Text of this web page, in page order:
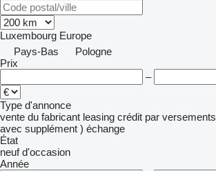
Luxembourg Europe
Pays-Bas
Pologne
Prix
–
Type d'annonce
vente du fabricant leasing crédit par versements
avec supplément ) échange
État
neuf d'occasion
Année